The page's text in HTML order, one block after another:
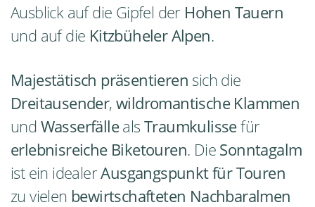
Ausblick auf die Gipfel der Hohen Tauern
und auf die Kitzbüheler Alpen.
Majestätisch präsentieren sich die
Dreitausender,wildromantische Klammen
und WasserfällealsTraumkulissefür
erlebnisreiche Biketouren. Die Sonntagalm
ist ein idealerAusgangspunkt für Touren
zu vielen bewirtschafteten Nachbaralmen